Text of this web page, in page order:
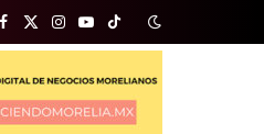
Facebook
X
(Twitter)
Instagram
YouTubeTikTok